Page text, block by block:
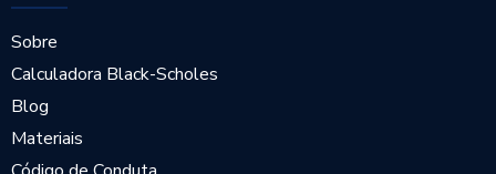
Sobre
Calculadora Black-Scholes
Blog
Materiais